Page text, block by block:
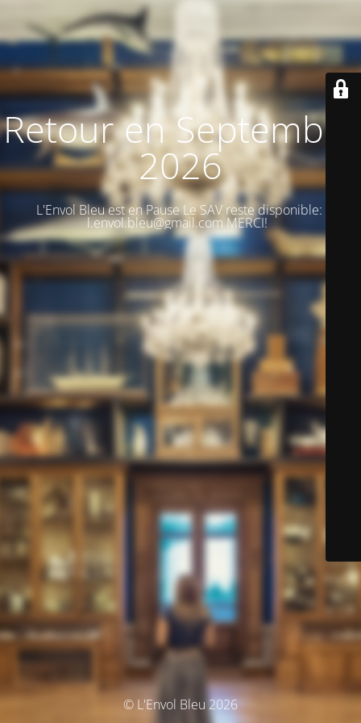
Retour en Septembre
2026
L'Envol Bleu est en Pause Le SAV reste disponible:
l.envol.bleu@gmail.com MERCI!
© L'Envol Bleu 2026